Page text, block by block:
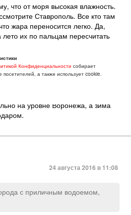
что от моря высокая влажность.
Ставрополь. Все кто там
жара переносится легко. Да,
их по пальцам пересчитать
над уровнем моря
лето комфортным. Можете
переезда в Ставрополь
писала, что ездила в Донецк
пекло в сравнении
температур приводил. Лето
на уровне Воронежа, а зима
24 августа 2016 в 11:08
с приличным водоемом,
Конфиденциальности собирает
а также использует cookie.